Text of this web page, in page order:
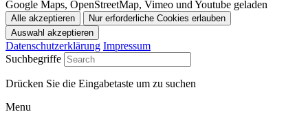
Google Maps, OpenStreetMap, Vimeo und Youtube geladen
Datenschutzerklärung Impressum
Suchbegriffe
Drücken Sie die Eingabetaste um zu suchen
Menu